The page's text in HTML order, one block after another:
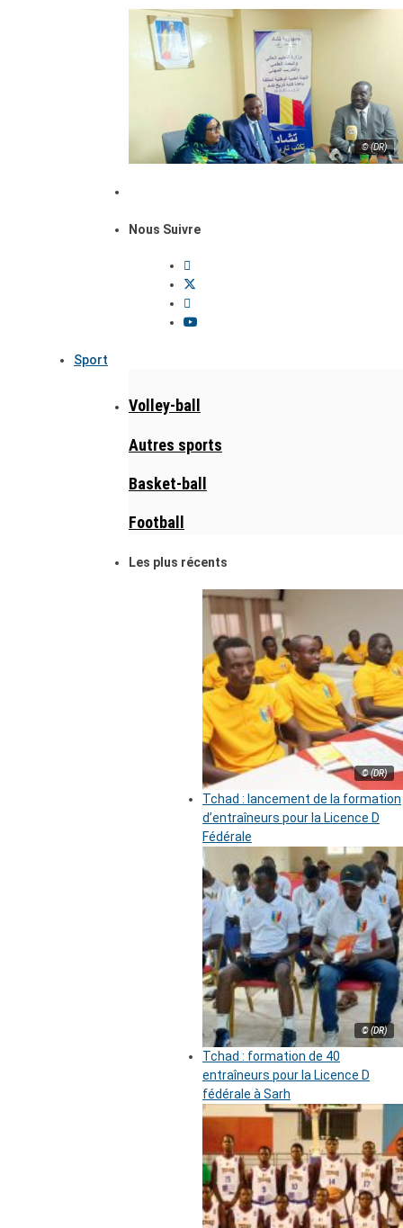
© (DR)
Nous Suivre
Sport
Volley-ball
Autres sports
Basket-ball
Football
Les plus récents
© (DR)
Tchad : lancement de la formation
d’entraîneurs pour la Licence D
Fédérale
© (DR)
Tchad : formation de 40
entraîneurs pour la Licence D
fédérale à Sarh